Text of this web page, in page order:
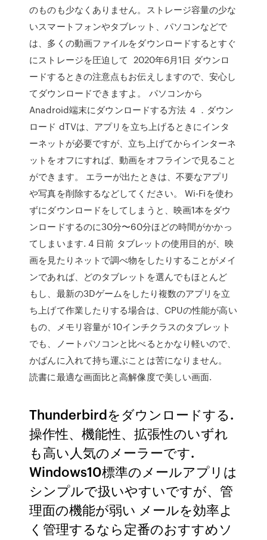
のものも少なくありません。ストレージ容量の少な
いスマートフォンやタブレット、パソコンなどで
は、多くの動画ファイルをダウンロードするとすぐ
にストレージを圧迫して 2020年6月1日 ダウンロ
ードするときの注意点もお伝えしますので、安心し
てダウンロードできますよ。 パソコンから
Anadroid端末にダウンロードする方法 ４．ダウン
ロード dTVは、アプリを立ち上げるときにインタ
ーネットが必要ですが、立ち上げてからインターネ
ットをオフにすれば、動画をオフラインで見ること
ができます。 エラーが出たときは、不要なアプリ
や写真を削除するなどしてください。 Wi-Fiを使わ
ずにダウンロードをしてしまうと、映画1本をダウ
ンロードするのに30分〜60分ほどの時間がかかっ
てしまいます. 4 日前 タブレットの使用目的が、映
画を見たりネットで調べ物をしたりすることがメイ
ンであれば、どのタブレットを選んでもほとんど
もし、最新の3Dゲームをしたり複数のアプリを立
ち上げて作業したりする場合は、CPUの性能が高い
もの、メモリ容量が 10インチクラスのタブレット
でも、ノートパソコンと比べるとかなり軽いので、
かばんに入れて持ち運ぶことは苦になりません。
読書に最適な画面比と高解像度で美しい画面.
Thunderbirdをダウンロードする.
操作性、機能性、拡張性のいずれ
も高い人気のメーラーです.
Windows10標準のメールアプリは
シンプルで扱いやすいですが、管
理面の機能が弱い メールを効率よ
く管理するなら定番のおすすめソ